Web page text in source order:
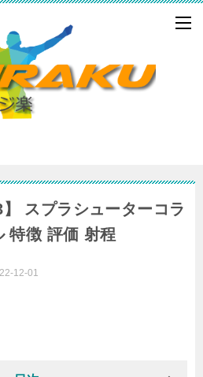
】 スプラシューターコラ
特徴 評価 射程
12-01